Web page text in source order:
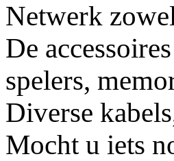
Netwerk
De
spelers,
Diverse
Mocht u iets